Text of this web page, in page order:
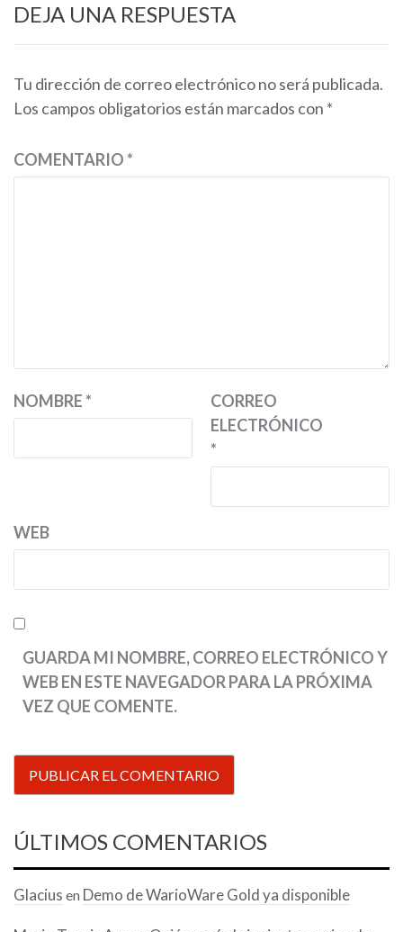
DEJA UNA RESPUESTA
Tu dirección de correo electrónico no será publicada.
Los campos obligatorios están marcados con *
COMENTARIO*
NOMBRE*
CORREO
ELECTRÓNICO
*
WEB
GUARDA MI NOMBRE, CORREO ELECTRÓNICO Y
WEB EN ESTE NAVEGADOR PARA LA PRÓXIMA
VEZ QUE COMENTE.
ÚLTIMOS COMENTARIOS
Glacius en Demo de WarioWare Gold ya disponible